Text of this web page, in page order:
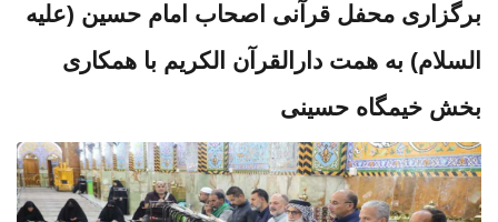
برگزاری محفل قرآنی اصحاب امام حسین (علیه
السلام) به همت دارالقرآن الکریم با همکاری
بخش خیمگاه حسینی